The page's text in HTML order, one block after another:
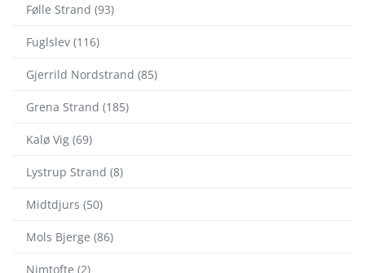
Følle Strand (93)
Fuglslev (116)
Gjerrild Nordstrand (85)
Grena Strand (185)
Kalø Vig (69)
Lystrup Strand (8)
Midtdjurs (50)
Mols Bjerge (86)
Nimtofte (2)